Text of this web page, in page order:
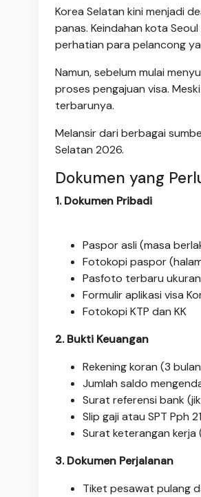
Korea Selatan kini menjadi
panas. Keindahan kota
perhatian para pelancong
Namun, sebelum mulai
proses pengajuan visa.
terbarunya.
Melansir dari berbagai
Selatan 2026.
Dokumen yang
1. Dokumen Pribadi
Paspor asli (masa
Fotokopi paspor
Pasfoto terbaru
Formulir aplikasi visa
Fotokopi KTP dan KK
2. Bukti Keuangan
Rekening koran (3
Jumlah saldo
Surat referensi bank
Slip gaji atau SPT Pph 21
Surat keterangan kerja
3. Dokumen Perjalanan
Tiket pesawat pulang